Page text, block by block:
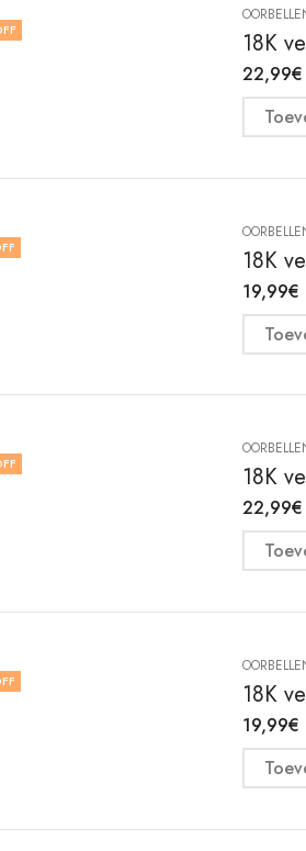
18K
22,99€
18K
19,99€
18K
22,99€
18K
19,99€